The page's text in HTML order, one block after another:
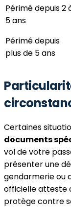
Périmé depuis 2
5 ans
Périmé depuis
plus de 5 ans
Certaines
documents
vol de votre
présenter une
gendarmerie ou
officielle atteste
protège contre